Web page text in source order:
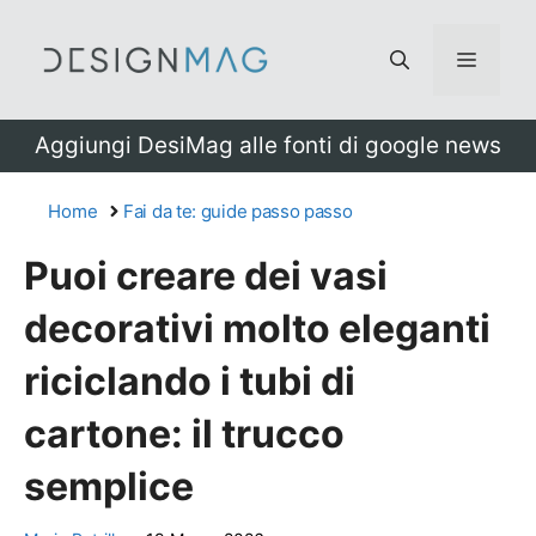
Menu
Aggiungi DesiMag alle fonti di google news
Home Fai da te: guide passo passo
Puoi creare dei vasi
decorativi molto eleganti
riciclando i tubi di
cartone: il trucco
semplice